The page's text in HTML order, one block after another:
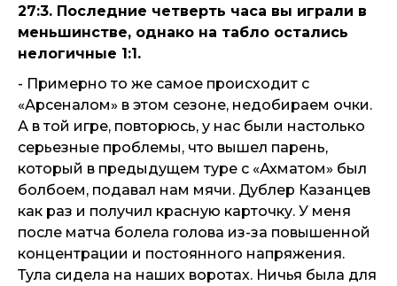
27:3. Последние четверть часа вы играли в
меньшинстве, однако на табло остались
нелогичные 1:1.
- Примерно то же самое происходит с
«Арсеналом» в этом сезоне, недобираем очки.
А в той игре, повторюсь, у нас были настолько
серьезные проблемы, что вышел парень,
который в предыдущем туре с «Ахматом» был
болбоем, подавал нам мячи. Дублер Казанцев
как раз и получил красную карточку. У меня
после матча болела голова из-за повышенной
концентрации и постоянного напряжения.
Тула сидела на наших воротах. Ничья была для